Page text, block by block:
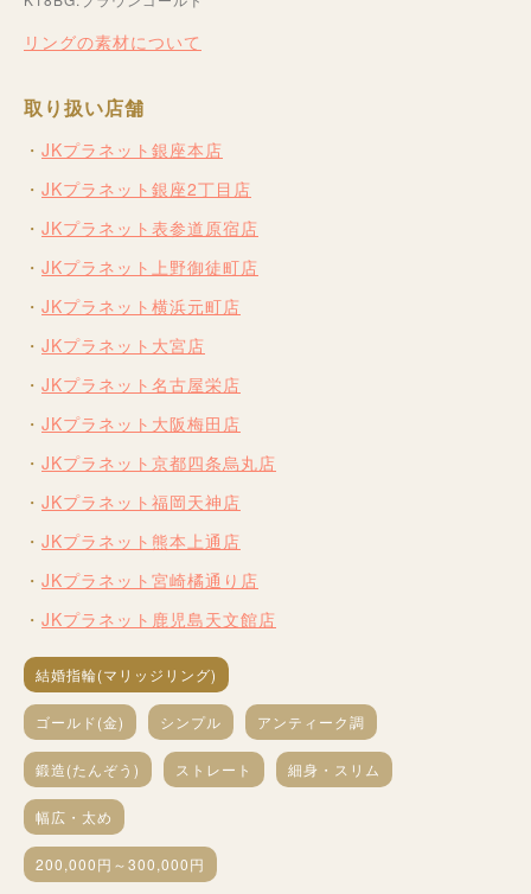
リングの素材について
取り扱い店舗
JKプラネット銀座本店
JKプラネット銀座2丁目店
JKプラネット表参道原宿店
JKプラネット上野御徒町店
JKプラネット横浜元町店
JKプラネット大宮店
JKプラネット名古屋栄店
JKプラネット大阪梅田店
JKプラネット京都四条烏丸店
JKプラネット福岡天神店
JKプラネット熊本上通店
JKプラネット宮崎橘通り店
JKプラネット鹿児島天文館店
結婚指輪(マリッジリング)
ゴールド(金) シンプル アンティーク調
鍛造(たんぞう) ストレート 細身・スリム
幅広・太め
200,000円～300,000円